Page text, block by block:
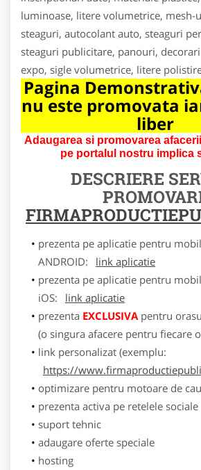
luminoase, litere volumetrice, mesh-
steaguri, autocolant auto, steaguri
steaguri publicitare, panouri,
expo, sigle volumetrice, litere
Pagina
nu este promovata
liber
Adaugarea si promovarea
pe portalul nostru implica
DESCRIERE
prezenta pe aplicatie pentru
ANDROID:
link aplicatie
prezenta pe aplicatie pentru
iOS:
link aplicatie
prezenta EXCLUSIVApentru
(o singura afacere pentru fiecare
link personalizat (exemplu:
https://
optimizare pentru motoare de
prezenta activa pe retelele sociale
suport tehnic
adaugare oferte speciale
hosting